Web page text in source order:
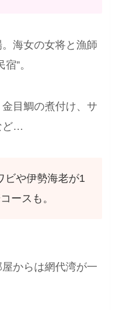
海女の女将と漁師
”。
目鯛の煮付け、サ
ど…
ビや伊勢海老が1
ースも。
からは網代湾が一